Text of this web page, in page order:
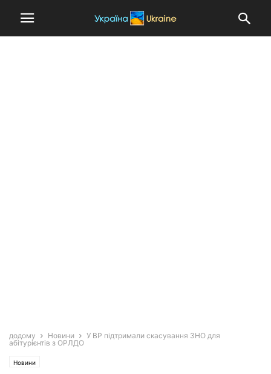
додому Новини
У ВР підтримали скасування ЗНО для
абітурієнтів з ОРЛДО
Новини